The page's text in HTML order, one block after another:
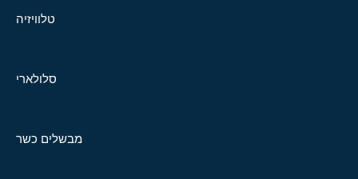
טלוויזיה
סלולארי
מבשלים כשר